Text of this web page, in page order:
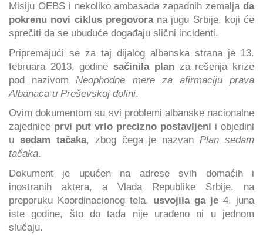
Misiju OEBS i nekoliko ambasada zapadnih zemalja da
pokrenu novi ciklus pregovora na jugu Srbije, koji će
sprečiti da se ubuduće događaju slični incidenti.
Pripremajući se za taj dijalog albanska strana je 13.
februara 2013. godine sačinila plan za rešenja krize
pod nazivomNeophodne mere za afirmaciju prava
Albanaca u Preševskoj dolini.
Ovim dokumentom su svi problemi albanske nacionalne
zajednice prvi put vrlo precizno postavljeni i objedini
u sedam tačaka, zbog čega je nazvanPlan sedam
tačaka.
Dokument je upućen na adrese svih domaćih i
inostranih aktera, a Vlada Republike Srbije, na
preporuku Koordinacionog tela, usvojila ga je 4. juna
iste godine, što do tada nije urađeno ni u jednom
slučaju.